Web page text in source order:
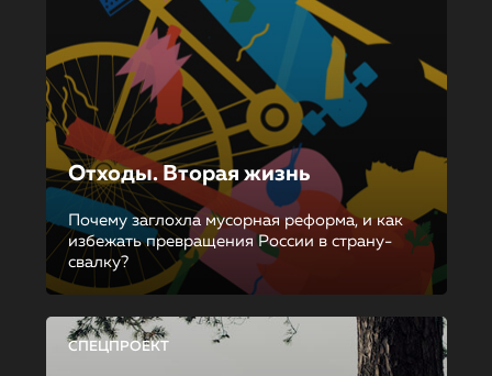
Отходы. Вторая жизнь
Почему заглохла мусорная реформа, и как
избежать превращения России в страну-
свалку?
СПЕЦПРОЕКТ